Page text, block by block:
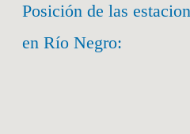
Posición de las
en Río Negro: